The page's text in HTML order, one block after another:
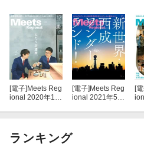
[電子] Meets Reg
ional 2020年12
[電子] Meets Reg
ional 2021年5月
[
ランキング